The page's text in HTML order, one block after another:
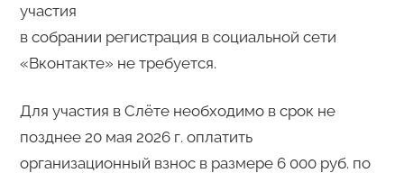
участия
в собрании регистрация в социальной сети
«Вконтакте» не требуется.
Для участия в Слёте необходимо в срок не
позднее 20 мая 2026 г. оплатить
организационный взнос в размере 6 000 руб. по